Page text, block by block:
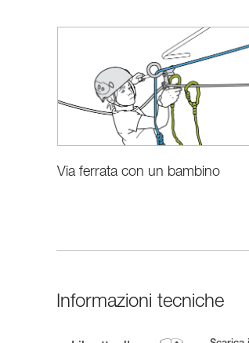
Via ferrata con un bambino
Informazioni tecniche